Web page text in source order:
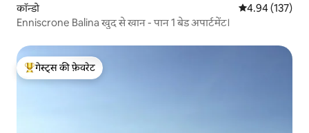
कॉन्डो औसत रेटिंग 5 में से
4.94 (137)
Enniscrone Balina खुद से खान - पान 1 बेड अपार्टमेंट।
गेस्ट्स का टॉप फ़ेवरेट
गेस्ट्स की फ़ेवरेट